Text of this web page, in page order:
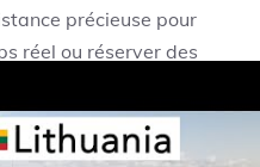
précieuse pour
réel ou réserver des
et sécurisant,
ses efforts sur la